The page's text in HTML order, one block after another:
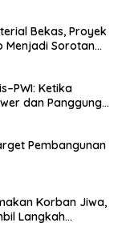
Bekas, Proyek
Menjadi Sorotan
Ketika
dan Panggung
Pembangunan
Korban Jiwa,
Langkah